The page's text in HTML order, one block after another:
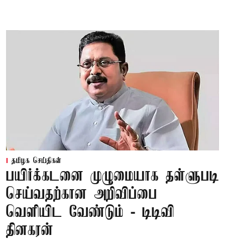
தமிழக செய்திகள்
பயிர்க்கடனை முழுமையாக தள்ளுபடி
செய்வதற்கான அறிவிப்பை
வெளியிட வேண்டும் - டிடிவி
தினகரன்